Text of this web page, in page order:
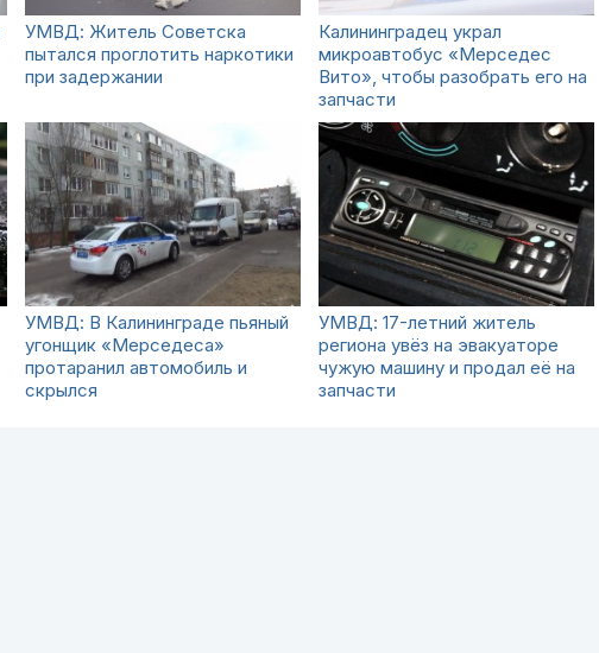
УМВД: Житель Советска
пытался проглотить наркотики
при задержании
Калининградец украл
микроавтобус «Мерседес
Вито», чтобы разобрать его на
запчасти
УМВД: В Калининграде пьяный
угонщик «Мерседеса»
протаранил автомобиль и
скрылся
УМВД: 17-летний житель
региона увёз на эвакуаторе
чужую машину и продал её на
запчасти